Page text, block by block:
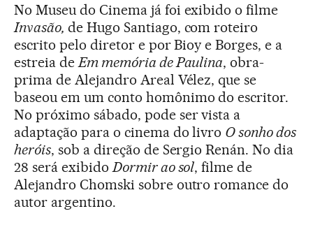
No Museu do Cinema já foi exibido o filme
Invasão, de Hugo Santiago, com roteiro
escrito pelo diretor e por Bioy e Borges, e a
estreia de Em memória de Paulina, obra-
prima de Alejandro Areal Vélez, que se
baseou em um conto homônimo do escritor.
No próximo sábado, pode ser vista a
adaptação para o cinema do livro O sonho dos
heróis, sob a direção de Sergio Renán. No dia
28 será exibido Dormir ao sol, filme de
Alejandro Chomski sobre outro romance do
autor argentino.